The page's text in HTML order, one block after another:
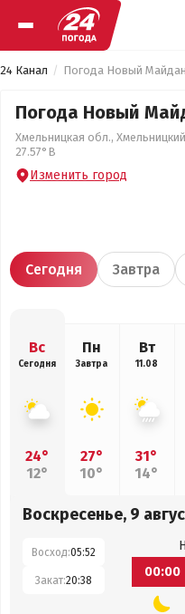
24 Канал Погода Новый Майдан
Погода Новый
Хмельницкая обл.,
27.57°В
Изменить город
Сегодня Завтра
Вс
Сегодня
24°
12°
Пн
Завтра
27°
10°
Вт
11.08
31°
14°
Воскресенье, 9
Восход:05:52
Закат:20:38
00:00